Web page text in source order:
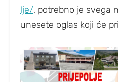
lje/, potrebno je svega
unesete oglas koji će